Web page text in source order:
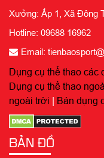
Xưởng: Ấp 1, Xã Đông
Hotline: 09688 16962
Email:
Dụng cụ thể thao các
Dụng cụ thể thao
ngoài trời | Bán dụng
BẢN ĐỒ